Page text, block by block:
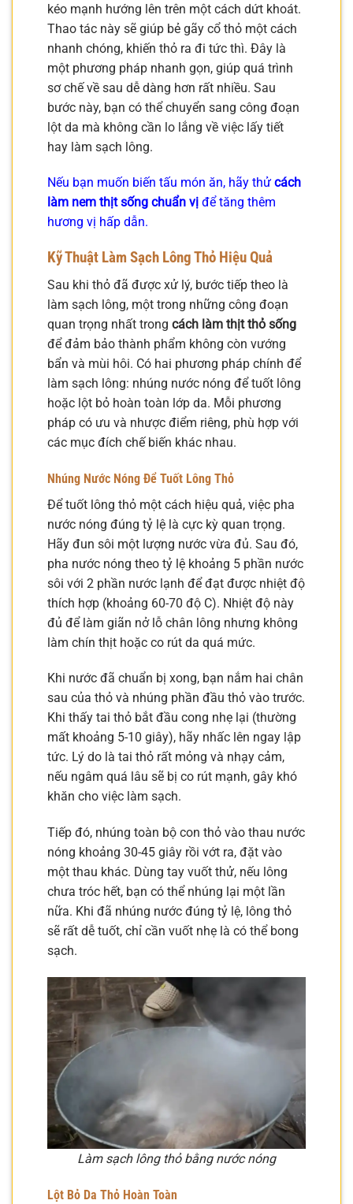
kéo mạnh hướng lên trên một cách dứt khoát.
Thao tác này sẽ giúp bẻ gãy cổ thỏ một cách
nhanh chóng, khiến thỏ ra đi tức thì. Đây là
một phương pháp nhanh gọn, giúp quá trình
sơ chế về sau dễ dàng hơn rất nhiều. Sau
bước này, bạn có thể chuyển sang công đoạn
lột da mà không cần lo lắng về việc lấy tiết
hay làm sạch lông.
Nếu bạn muốn biến tấu món ăn, hãy thử cách
làm nem thịt sống chuẩn vị để tăng thêm
hương vị hấp dẫn.
Kỹ Thuật Làm Sạch Lông Thỏ Hiệu Quả
Sau khi thỏ đã được xử lý, bước tiếp theo là
làm sạch lông, một trong những công đoạn
quan trọng nhất trong cách làm thịt thỏ sống
để đảm bảo thành phẩm không còn vướng
bẩn và mùi hôi. Có hai phương pháp chính để
làm sạch lông: nhúng nước nóng để tuốt lông
hoặc lột bỏ hoàn toàn lớp da. Mỗi phương
pháp có ưu và nhược điểm riêng, phù hợp với
các mục đích chế biến khác nhau.
Nhúng Nước Nóng Để Tuốt Lông Thỏ
Để tuốt lông thỏ một cách hiệu quả, việc pha
nước nóng đúng tỷ lệ là cực kỳ quan trọng.
Hãy đun sôi một lượng nước vừa đủ. Sau đó,
pha nước nóng theo tỷ lệ khoảng 5 phần nước
sôi với 2 phần nước lạnh để đạt được nhiệt độ
thích hợp (khoảng 60-70 độ C). Nhiệt độ này
đủ để làm giãn nở lỗ chân lông nhưng không
làm chín thịt hoặc co rút da quá mức.
Khi nước đã chuẩn bị xong, bạn nắm hai chân
sau của thỏ và nhúng phần đầu thỏ vào trước.
Khi thấy tai thỏ bắt đầu cong nhẹ lại (thường
mất khoảng 5-10 giây), hãy nhấc lên ngay lập
tức. Lý do là tai thỏ rất mỏng và nhạy cảm,
nếu ngâm quá lâu sẽ bị co rút mạnh, gây khó
khăn cho việc làm sạch.
Tiếp đó, nhúng toàn bộ con thỏ vào thau nước
nóng khoảng 30-45 giây rồi vớt ra, đặt vào
một thau khác. Dùng tay vuốt thử, nếu lông
chưa tróc hết, bạn có thể nhúng lại một lần
nữa. Khi đã nhúng nước đúng tỷ lệ, lông thỏ
sẽ rất dễ tuốt, chỉ cần vuốt nhẹ là có thể bong
sạch.
Làm sạch lông thỏ bằng nước nóng
Lột Bỏ Da Thỏ Hoàn Toàn